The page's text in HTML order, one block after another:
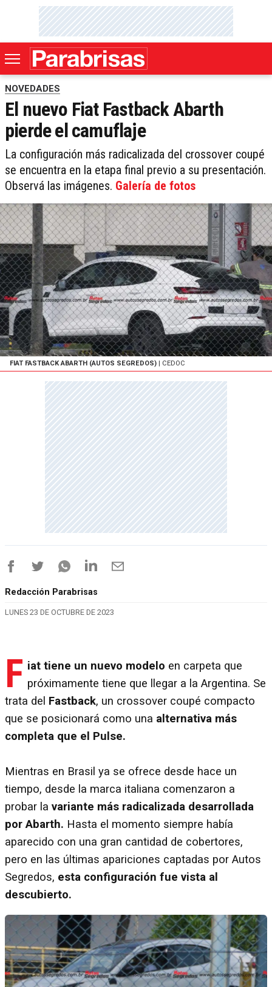
NOVEDADES
El nuevo Fiat Fastback Abarth
pierde el camuflaje
La configuración más radicalizada del crossover coupé
se encuentra en la etapa final previo a su presentación.
Observá las imágenes. Galería de fotos
FIAT FASTBACK ABARTH (AUTOS SEGREDOS) | CEDOC
Redacción Parabrisas
LUNES 23 DE OCTUBRE DE 2023
F iat tiene un nuevo modelo en carpeta que
próximamente tiene que llegar a la Argentina. Se
trata del Fastback, un crossover coupé compacto
que se posicionará como una alternativa más
completa que el Pulse.
Mientras en Brasil ya se ofrece desde hace un
tiempo, desde la marca italiana comenzaron a
probar la variante más radicalizada desarrollada
por Abarth. Hasta el momento siempre había
aparecido con una gran cantidad de cobertores,
pero en las últimas apariciones captadas por Autos
Segredos, esta configuración fue vista al
descubierto.